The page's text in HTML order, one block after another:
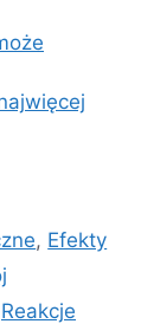
, Efekty
Reakcje